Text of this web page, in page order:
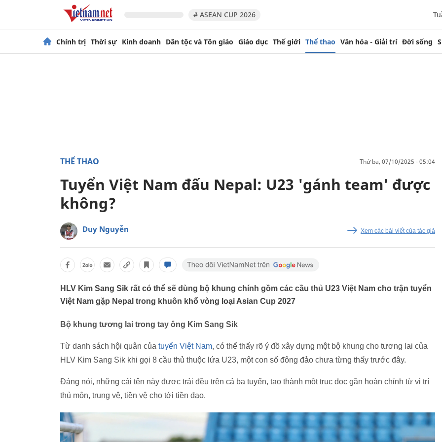
# ASEAN CUP 2026
Chính trị Thời sự Kinh doanh Dân tộc và Tôn giáo Giáo dục Thế giới Thể thao Văn hóa - Giải trí Đời sống
THỂ THAO thứ ba, 07/10/2025 - 05:04
Tuyển Việt Nam đấu Nepal: U23 'gánh team' được
không?
Duy Nguyễn Xem các bài viết của tác giả
HLV Kim Sang Sik rất có thể sẽ dùng bộ khung chính gồm các cầu thủ U23 Việt Nam cho trận tuyển
Việt Nam gặp Nepal trong khuôn khổ vòng loại Asian Cup 2027
Bộ khung tương lai trong tay ông Kim Sang Sik
Từ danh sách hội quân của tuyển Việt Nam, có thể thấy rõ ý đồ xây dựng một bộ khung cho tương lai của
HLV Kim Sang Sik khi gọi 8 cầu thủ thuộc lứa U23, một con số đông đảo chưa từng thấy trước đây.
Đáng nói, những cái tên này được trải đều trên cả ba tuyến, tạo thành một trục dọc gần hoàn chỉnh từ vị trí
thủ môn, trung vệ, tiền vệ cho tới tiền đạo.